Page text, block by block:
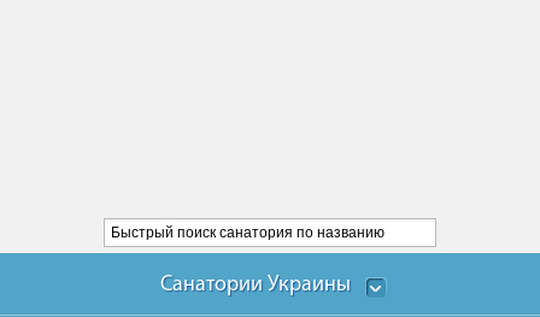
Санатории Украины